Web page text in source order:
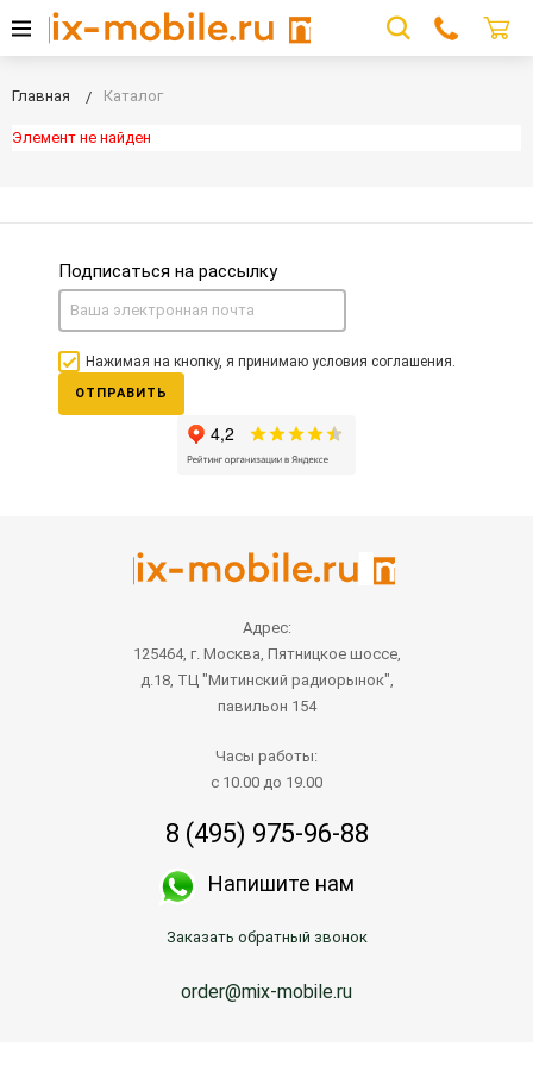
Главная Каталог
Элемент не найден
Подписаться на рассылку
Нажимая на кнопку, я принимаю условия соглашения.
ОТПРАВИТЬ
Адрес:
125464, г. Москва, Пятницкое шоссе,
д.18, ТЦ "Митинский радиорынок",
павильон 154
Часы работы:
с 10.00 до 19.00
8 (495) 975-96-88
Напишите нам
Заказать обратный звонок
order@mix-mobile.ru